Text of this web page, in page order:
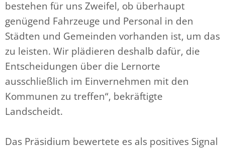
bestehen für uns Zweifel, ob überhaupt
genügend Fahrzeuge und Personal in den
Städten und Gemeinden vorhanden ist, um das
zu leisten. Wir plädieren deshalb dafür, die
Entscheidungen über die Lernorte
ausschließlich im Einvernehmen mit den
Kommunen zu treffen“, bekräftigte
Landscheidt.
Das Präsidium bewertete es als positives Signal